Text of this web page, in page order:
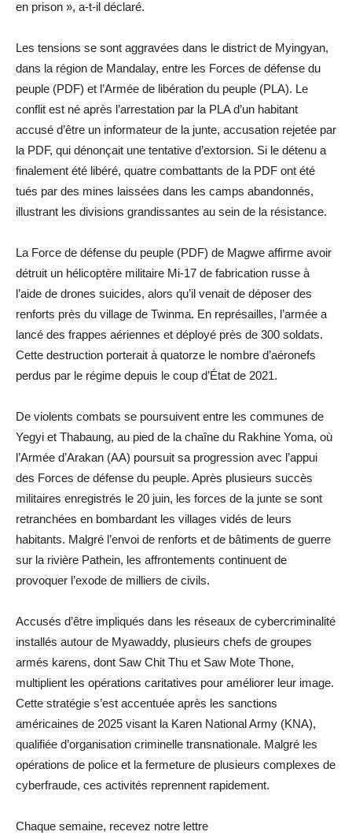
en prison », a-t-il déclaré.
Les tensions se sont aggravées dans le district de Myingyan,
dans la région de Mandalay, entre les Forces de défense du
peuple (PDF) et l’Armée de libération du peuple (PLA). Le
conflit est né après l’arrestation par la PLA d’un habitant
accusé d’être un informateur de la junte, accusation rejetée par
la PDF, qui dénonçait une tentative d’extorsion. Si le détenu a
finalement été libéré, quatre combattants de la PDF ont été
tués par des mines laissées dans les camps abandonnés,
illustrant les divisions grandissantes au sein de la résistance.
La Force de défense du peuple (PDF) de Magwe affirme avoir
détruit un hélicoptère militaire Mi-17 de fabrication russe à
l’aide de drones suicides, alors qu’il venait de déposer des
renforts près du village de Twinma. En représailles, l’armée a
lancé des frappes aériennes et déployé près de 300 soldats.
Cette destruction porterait à quatorze le nombre d’aéronefs
perdus par le régime depuis le coup d’État de 2021.
De violents combats se poursuivent entre les communes de
Yegyi et Thabaung, au pied de la chaîne du Rakhine Yoma, où
l’Armée d’Arakan (AA) poursuit sa progression avec l’appui
des Forces de défense du peuple. Après plusieurs succès
militaires enregistrés le 20 juin, les forces de la junte se sont
retranchées en bombardant les villages vidés de leurs
habitants. Malgré l’envoi de renforts et de bâtiments de guerre
sur la rivière Pathein, les affrontements continuent de
provoquer l’exode de milliers de civils.
Accusés d’être impliqués dans les réseaux de cybercriminalité
installés autour de Myawaddy, plusieurs chefs de groupes
armés karens, dont Saw Chit Thu et Saw Mote Thone,
multiplient les opérations caritatives pour améliorer leur image.
Cette stratégie s’est accentuée après les sanctions
américaines de 2025 visant la Karen National Army (KNA),
qualifiée d’organisation criminelle transnationale. Malgré les
opérations de police et la fermeture de plusieurs complexes de
cyberfraude, ces activités reprennent rapidement.
Chaque semaine, recevez notre lettre